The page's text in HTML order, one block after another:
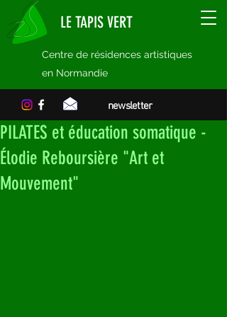
LE TAPIS VERT
Centre de résidences artistiques
en Normandie
newsletter
PILATES et éducation somatique -
Élodie Reboursière "Art et
Mouvement"